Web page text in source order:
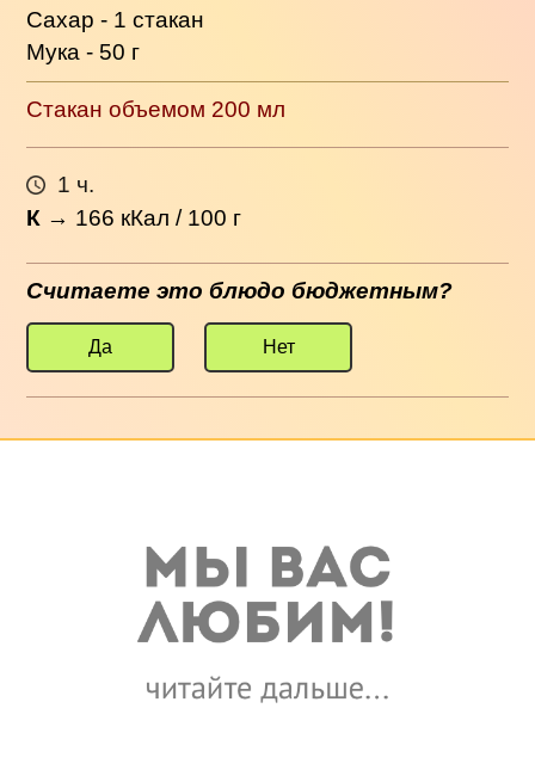
Сахар - 1 стакан
Мука - 50 г
Стакан объемом 200 мл
1 ч.
К → 166 кКал / 100 г
Считаете это блюдо бюджетным?
Да Нет